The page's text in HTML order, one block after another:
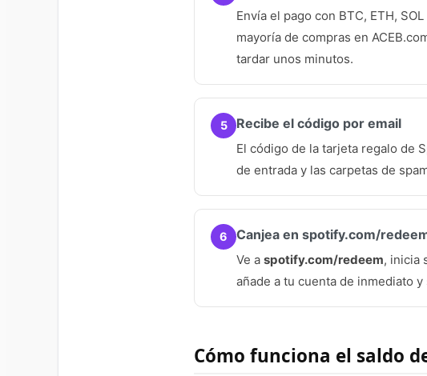
Envía el pago con BTC, ETH,
mayoría de compras en
tardar unos minutos.
5 Recibe el código por email
El código de la tarjeta regalo de
de entrada y las carpetas de
6 Canjea en spotify.com/
Ve a spotify.com/redeem, inicia
añade a tu cuenta de inmediato
Cómo funciona el saldo